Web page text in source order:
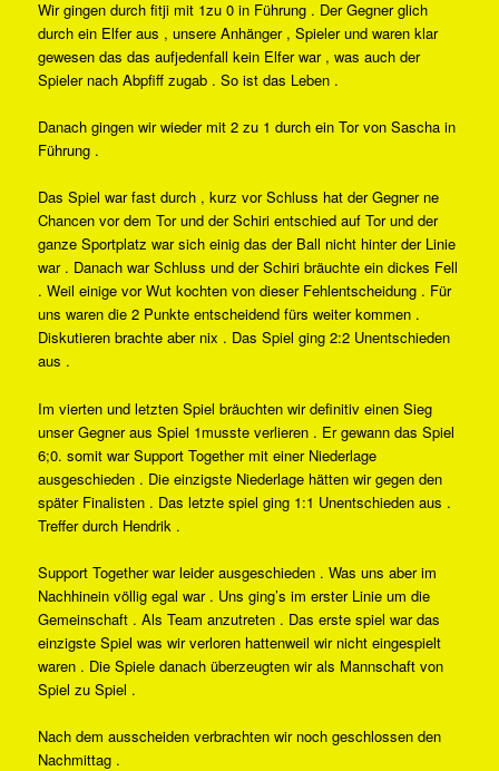
Wir gingen durch fitji mit 1zu 0 in Führung . Der Gegner glich
durch ein Elfer aus , unsere Anhänger , Spieler und waren klar
gewesen das das aufjedenfall kein Elfer war , was auch der
Spieler nach Abpfiff zugab . So ist das Leben .
Danach gingen wir wieder mit 2 zu 1 durch ein Tor von Sascha in
Führung .
Das Spiel war fast durch , kurz vor Schluss hat der Gegner ne
Chancen vor dem Tor und der Schiri entschied auf Tor und der
ganze Sportplatz war sich einig das der Ball nicht hinter der Linie
war . Danach war Schluss und der Schiri bräuchte ein dickes Fell
. Weil einige vor Wut kochten von dieser Fehlentscheidung . Für
uns waren die 2 Punkte entscheidend fürs weiter kommen .
Diskutieren brachte aber nix . Das Spiel ging 2:2 Unentschieden
aus .
Im vierten und letzten Spiel bräuchten wir definitiv einen Sieg
unser Gegner aus Spiel 1musste verlieren . Er gewann das Spiel
6;0. somit war Support Together mit einer Niederlage
ausgeschieden . Die einzigste Niederlage hätten wir gegen den
später Finalisten . Das letzte spiel ging 1:1 Unentschieden aus .
Treffer durch Hendrik .
Support Together war leider ausgeschieden . Was uns aber im
Nachhinein völlig egal war . Uns ging’s im erster Linie um die
Gemeinschaft . Als Team anzutreten . Das erste spiel war das
einzigste Spiel was wir verloren hattenweil wir nicht eingespielt
waren . Die Spiele danach überzeugten wir als Mannschaft von
Spiel zu Spiel .
Nach dem ausscheiden verbrachten wir noch geschlossen den
Nachmittag .